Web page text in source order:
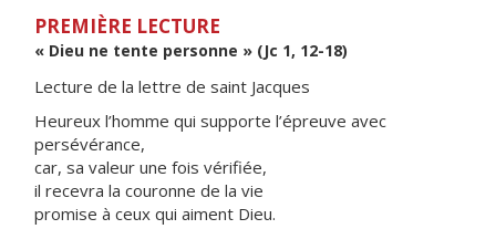
PREMIÈRE LECTURE
« Dieu ne tente personne » (Jc 1, 12-18)
Lecture de la lettre de saint Jacques
Heureux l’homme qui supporte l’épreuve avec
persévérance,
car, sa valeur une fois vérifiée,
il recevra la couronne de la vie
promise à ceux qui aiment Dieu.